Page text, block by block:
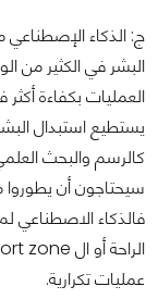
ج: الذكاء الإصطناعي
البشر في الكثير من
العمليات بكفاءة
يستطيع استبدال
كالرسم والبحث
سيحتاجون أن يطوروا
فالذكاء الاصطناعي
عمليات تكرارية.